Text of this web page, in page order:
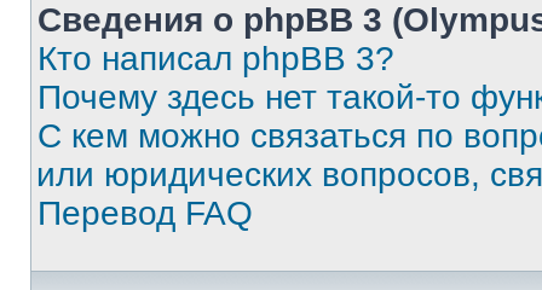
Сведения о phpBB 3
Кто написал phpBB 3?
Почему здесь нет такой-то
С кем можно связаться по
или юридических вопросов,
Перевод FAQ